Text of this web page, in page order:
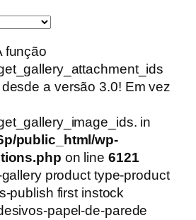
função
a versão 3.0! Em vez
in
public_html/wp-
on line 6121
product type-product
publish first instock
papel-de-parede